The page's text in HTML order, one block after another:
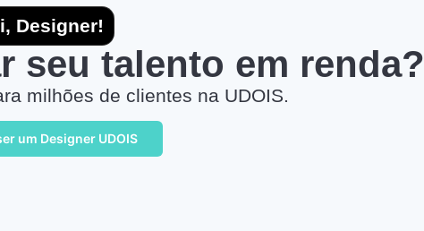
Designer!
seu talento em renda?
milhões de clientes na UDOIS.
um Designer UDOIS